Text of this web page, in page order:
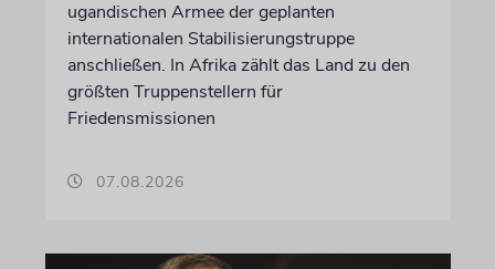
ugandischen Armee der geplanten
internationalen Stabilisierungstruppe
anschließen. In Afrika zählt das Land zu den
größten Truppenstellern für
Friedensmissionen
07.08.2026